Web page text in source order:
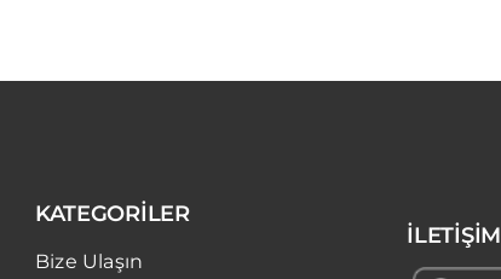
KATEGORİLER
Bize Ulaşın
İLETİŞİM